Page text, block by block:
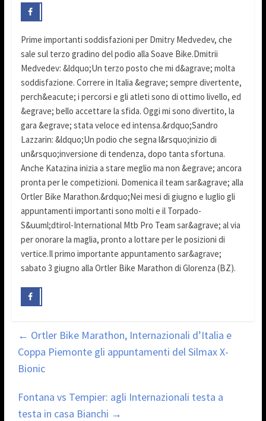
Prime importanti soddisfazioni per Dmitry Medvedev, che
sale sul terzo gradino del podio alla Soave Bike.Dmitrii
Medvedev: &ldquo;Un terzo posto che mi d&agrave; molta
soddisfazione. Correre in Italia &egrave; sempre divertente,
perch&eacute; i percorsi e gli atleti sono di ottimo livello, ed
&egrave; bello accettare la sfida. Oggi mi sono divertito, la
gara &egrave; stata veloce ed intensa.&rdquo;Sandro
Lazzarin: &ldquo;Un podio che segna l&rsquo;inizio di
un&rsquo;inversione di tendenza, dopo tanta sfortuna.
Anche Katazina inizia a stare meglio ma non &egrave; ancora
pronta per le competizioni. Domenica il team sar&agrave; alla
Ortler Bike Marathon.&rdquo;Nei mesi di giugno e luglio gli
appuntamenti importanti sono molti e il Torpado-
S&uuml;dtirol-International Mtb Pro Team sar&agrave; al via
per onorare la maglia, pronto a lottare per le posizioni di
vertice.Il primo importante appuntamento sar&agrave;
sabato 3 giugno alla Ortler Bike Marathon di Glorenza (BZ).
← Ortler Bike Marathon, Internazionali d’Italia e
Coppa Piemonte gli appuntamenti del Silmax X-
Bionic
Fontana vs Tempier: agli Internazionali testa a
testa in casa Bianchi →